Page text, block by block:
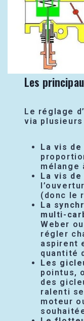
Les
Le réglage
via
La vis
mélange
La vis
(donc le
La
multi-
Weber
régler
aspirent
quantité
Les
pointus,
des
ralenti
moteur